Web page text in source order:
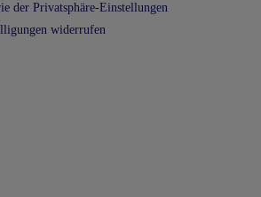
der Privatsphäre-Einstellungen
widerrufen